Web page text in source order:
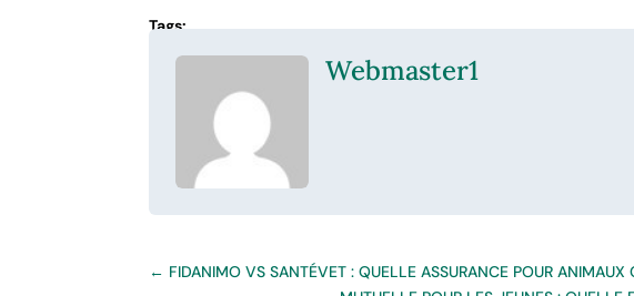
Webmaster1
← FIDANIMO VS SANTÉVET : QUELLE ASSURANCE POUR